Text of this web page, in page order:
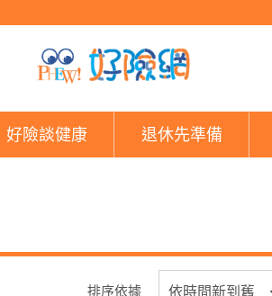
好險談健康 退休先準備
排序依據